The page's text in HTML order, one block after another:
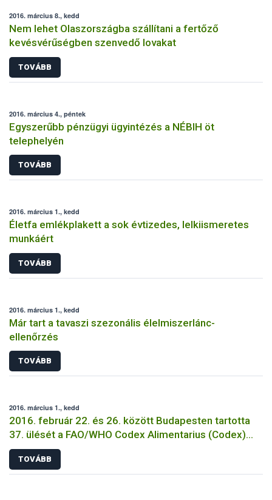
2016. március 8., kedd
Nem lehet Olaszországba szállítani a fertőző
kevésvérűségben szenvedő lovakat
TOVÁBB
2016. március 4., péntek
Egyszerűbb pénzügyi ügyintézés a NÉBIH öt
telephelyén
TOVÁBB
2016. március 1., kedd
Életfa emlékplakett a sok évtizedes, lelkiismeretes
munkáért
TOVÁBB
2016. március 1., kedd
Már tart a tavaszi szezonális élelmiszerlánc-
ellenőrzés
TOVÁBB
2016. március 1., kedd
2016. február 22. és 26. között Budapesten tartotta
37. ülését a FAO/WHO Codex Alimentarius (Codex)
Analitikai és Mintavételi Módszerek szakbizottsága
(CCMAS)
TOVÁBB